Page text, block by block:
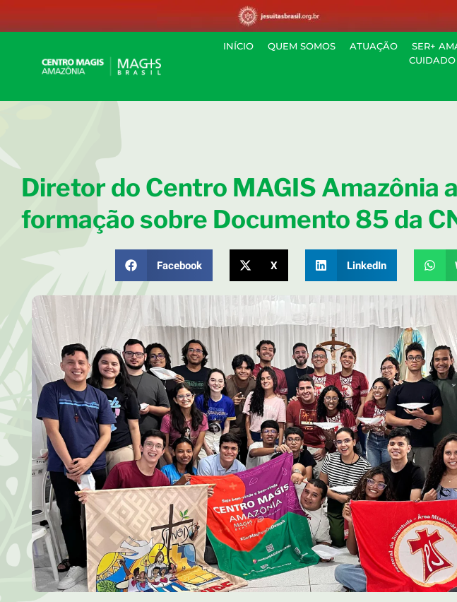
INÍCIO QUEM SOMOS ATUAÇÃO SER+
CUIDADO
Diretor do Centro MAGIS Amazônia
formação sobre Documento 85 da
Facebook X LinkedIn